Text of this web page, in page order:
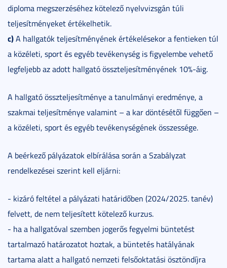
diploma megszerzéséhez kötelező nyelvvizsgán túli
teljesítményeket értékelhetik.
c)A hallgatók teljesítményének értékelésekor a fentieken túl
a közéleti, sport és egyéb tevékenység is figyelembe vehető
legfeljebb az adott hallgató összteljesítményének 10%-áig.
A hallgató összteljesítménye a tanulmányi eredménye, a
szakmai teljesítménye valamint – a kar döntésétől függően –
a közéleti, sport és egyéb tevékenységének összessége.
A beérkező pályázatok elbírálása során a Szabályzat
rendelkezései szerint kell eljárni:
- kizáró feltétel a pályázati határidőben (2024/2025. tanév)
felvett, de nem teljesített kötelező kurzus.
- ha a hallgatóval szemben jogerős fegyelmi büntetést
tartalmazó határozatot hoztak, a büntetés hatályának
tartama alatt a hallgató nemzeti felsőoktatási ösztöndíjra